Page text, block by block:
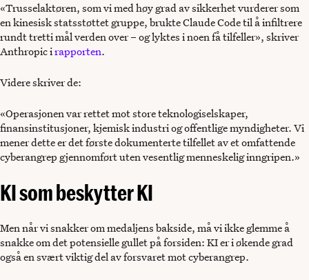
«Trusselaktøren, som vi med høy grad av sikkerhet vurderer som
en kinesisk statsstøttet gruppe, brukte Claude Code til å infiltrere
rundt tretti mål verden over – og lyktes i noen få tilfeller», skriver
Anthropic irapporten.
Videre skriver de:
«Operasjonen var rettet mot store teknologiselskaper,
finansinstitusjoner, kjemisk industri og offentlige myndigheter. Vi
mener dette er det første dokumenterte tilfellet av et omfattende
cyberangrep gjennomført uten vesentlig menneskelig inngripen.»
KI som beskytter KI
Men når vi snakker om medaljens bakside, må vi ikke glemme å
snakke om det potensielle gullet på forsiden: KI er i økende grad
også en svært viktig del av forsvaret mot cyberangrep.